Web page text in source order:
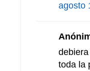
agosto
toda la